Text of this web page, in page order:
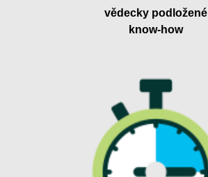
vědecky podložené
know-how